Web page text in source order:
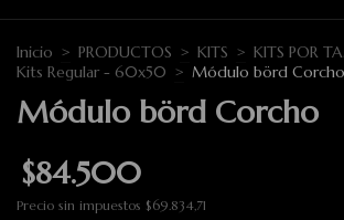
Inicio > PRODUCTOS > KITS > KITS POR
Kits Regular - 60x50 > Módulo börd Corcho
Módulo börd Corcho
$84.500
Precio sin impuestos $69.834,71